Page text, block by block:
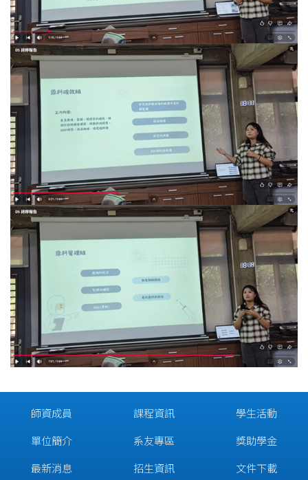
師資成員
單位簡介
最新消息
課程資訊
系友專區
招生資訊
學生活動
獎助學金
文件下載